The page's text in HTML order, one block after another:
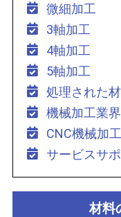
微細加工
3軸加工
4軸加工
5軸加工
処理された
機械加工業界
CNC機械加
サービスサ
材料